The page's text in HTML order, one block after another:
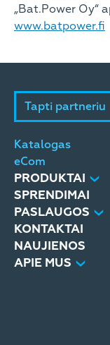
„Bat.Power Oy“
www.batpower.fi
Tapti partneriu
Katalogas
eCom
PRODUKTAI
SPRENDIMAI
PASLAUGOS
KONTAKTAI
NAUJIENOS
APIE MUS